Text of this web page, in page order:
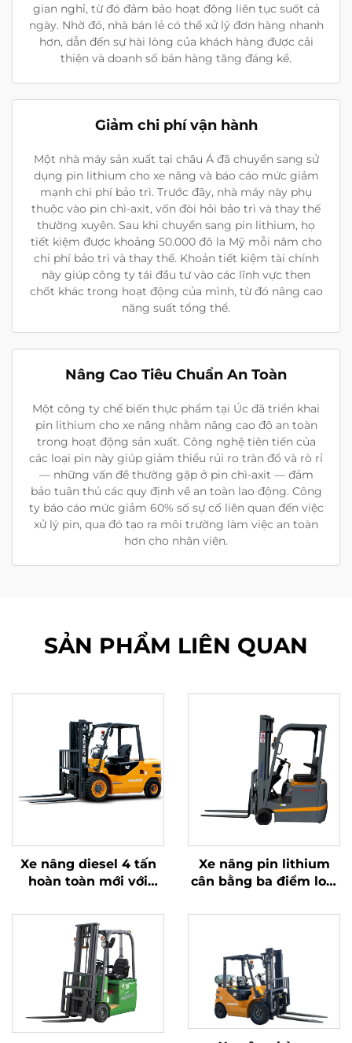
gian nghỉ, từ đó đảm bảo hoạt động liên tục suốt cả
ngày. Nhờ đó, nhà bán lẻ có thể xử lý đơn hàng nhanh
hơn, dẫn đến sự hài lòng của khách hàng được cải
thiện và doanh số bán hàng tăng đáng kể.
Giảm chi phí vận hành
Một nhà máy sản xuất tại châu Á đã chuyển sang sử
dụng pin lithium cho xe nâng và báo cáo mức giảm
mạnh chi phí bảo trì. Trước đây, nhà máy này phụ
thuộc vào pin chì-axit, vốn đòi hỏi bảo trì và thay thế
thường xuyên. Sau khi chuyển sang pin lithium, họ
tiết kiệm được khoảng 50.000 đô la Mỹ mỗi năm cho
chi phí bảo trì và thay thế. Khoản tiết kiệm tài chính
này giúp công ty tái đầu tư vào các lĩnh vực then
chốt khác trong hoạt động của mình, từ đó nâng cao
năng suất tổng thể.
Nâng Cao Tiêu Chuẩn An Toàn
Một công ty chế biến thực phẩm tại Úc đã triển khai
pin lithium cho xe nâng nhằm nâng cao độ an toàn
trong hoạt động sản xuất. Công nghệ tiên tiến của
các loại pin này giúp giảm thiểu rủi ro tràn đổ và rò rỉ
— những vấn đề thường gặp ở pin chì-axit — đảm
bảo tuân thủ các quy định về an toàn lao động. Công
ty báo cáo mức giảm 60% số sự cố liên quan đến việc
xử lý pin, qua đó tạo ra môi trường làm việc an toàn
hơn cho nhân viên.
SẢN PHẨM LIÊN QUAN
Xe nâng diesel 4 tấn
hoàn toàn mới với
Bản chất lượng cao
Xe nâng pin lithium
cân bằng ba điểm loại
Trung Quốc, giá cả